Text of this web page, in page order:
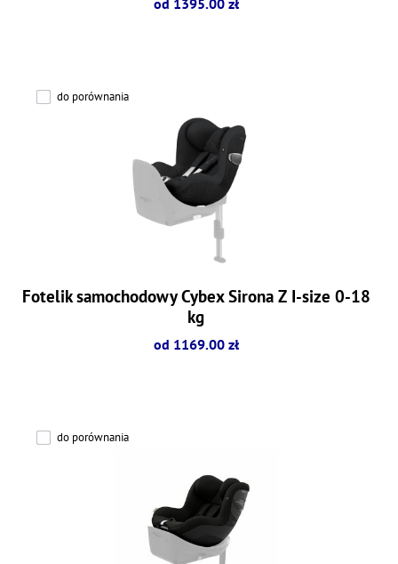
do porównania
Fotelik samochodowy Cybex Sirona Z I-size 0-18
kg
od 1169.00 zł
do porównania